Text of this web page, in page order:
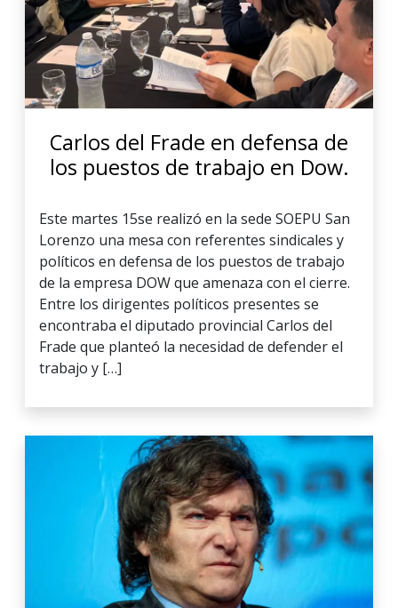
Carlos del Frade en defensa de
los puestos de trabajo en Dow.
Este martes 15se realizó en la sede SOEPU San
Lorenzo una mesa con referentes sindicales y
políticos en defensa de los puestos de trabajo
de la empresa DOW que amenaza con el cierre.
Entre los dirigentes políticos presentes se
encontraba el diputado provincial Carlos del
Frade que planteó la necesidad de defender el
trabajo y […]